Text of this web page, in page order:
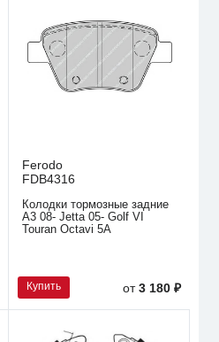
Ferodo
FDB4316
Колодки тормозные задние
A3 08- Jetta 05- Golf VI
Touran Octavi 5A
Купить от3 180 ₽